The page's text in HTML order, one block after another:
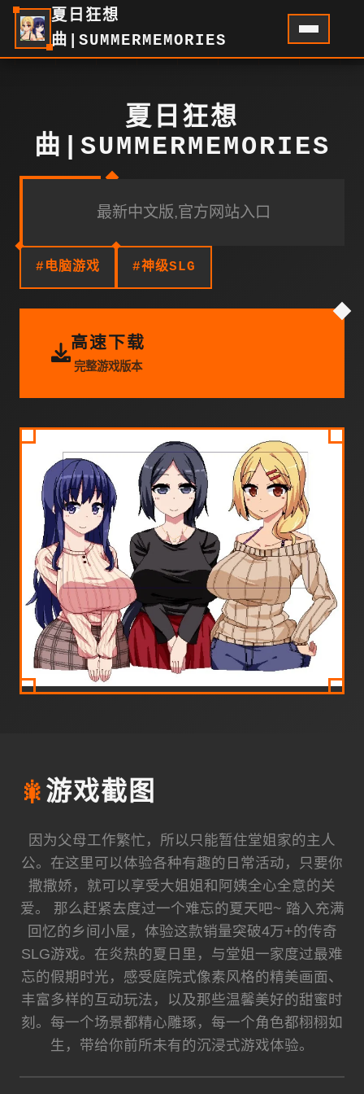
夏日狂想
曲|SUMMERMEMORIES
夏日狂想
曲|SUMMERMEMORIES
最新中文版,官方网站入口
#电脑游戏 #神级SLG
高速下载
完整游戏版本
🎇游戏截图
因为父母工作繁忙，所以只能暂住堂姐家的主人
公。在这里可以体验各种有趣的日常活动，只要你
撒撒娇，就可以享受大姐姐和阿姨全心全意的关
爱。 那么赶紧去度过一个难忘的夏天吧~ 踏入充满
回忆的乡间小屋，体验这款销量突破4万+的传奇
SLG游戏。在炎热的夏日里，与堂姐一家度过最难
忘的假期时光，感受庭院式像素风格的精美画面、
丰富多样的互动玩法，以及那些温馨美好的甜蜜时
刻。每一个场景都精心雕琢，每一个角色都栩栩如
生，带给你前所未有的沉浸式游戏体验。